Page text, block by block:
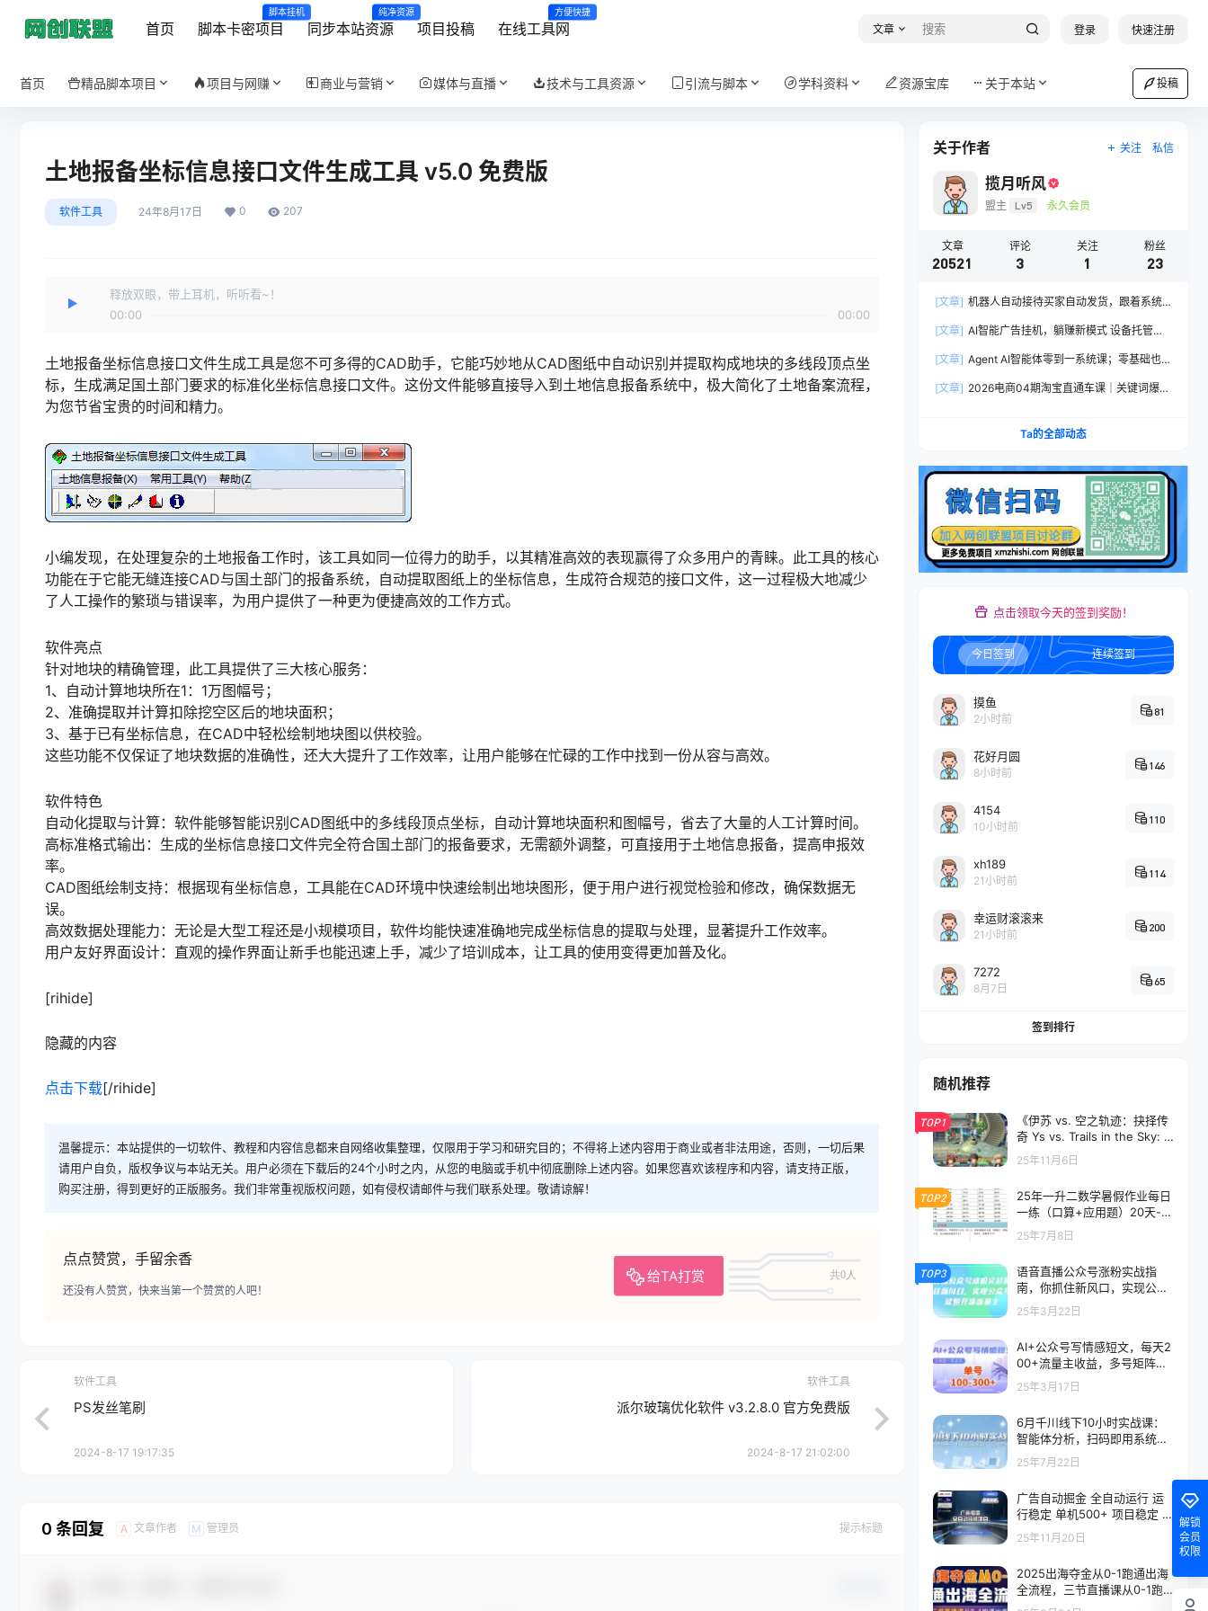
首页 脚本卡密项目
脚本挂机
同步本站资源
纯净资源
项目投稿 在线工具网
方便快捷
文章 登录 快速注册
首页 精品脚本项目 项目与网赚 商业与营销 媒体与直播 技术与工具资源 引流与脚本 学科资料 资源宝库 关于本站 投稿
土地报备坐标信息接口文件生成工具 v5.0 免费版
软件工具 24年8月17日 0 207
释放双眼，带上耳机，听听看~！
00:00
00:00
土地报备坐标信息接口文件生成工具是您不可多得的CAD助手，它能巧妙地从CAD图纸中自动识别并提取构成地块的多线段顶点坐
标，生成满足国土部门要求的标准化坐标信息接口文件。这份文件能够直接导入到土地信息报备系统中，极大简化了土地备案流程，
为您节省宝贵的时间和精力。
小编发现，在处理复杂的土地报备工作时，该工具如同一位得力的助手，以其精准高效的表现赢得了众多用户的青睐。此工具的核心
功能在于它能无缝连接CAD与国土部门的报备系统，自动提取图纸上的坐标信息，生成符合规范的接口文件，这一过程极大地减少
了人工操作的繁琐与错误率，为用户提供了一种更为便捷高效的工作方式。
软件亮点
针对地块的精确管理，此工具提供了三大核心服务：
1、自动计算地块所在1：1万图幅号；
2、准确提取并计算扣除挖空区后的地块面积；
3、基于已有坐标信息，在CAD中轻松绘制地块图以供校验。
这些功能不仅保证了地块数据的准确性，还大大提升了工作效率，让用户能够在忙碌的工作中找到一份从容与高效。
软件特色
自动化提取与计算：软件能够智能识别CAD图纸中的多线段顶点坐标，自动计算地块面积和图幅号，省去了大量的人工计算时间。
高标准格式输出：生成的坐标信息接口文件完全符合国土部门的报备要求，无需额外调整，可直接用于土地信息报备，提高申报效
率。
CAD图纸绘制支持：根据现有坐标信息，工具能在CAD环境中快速绘制出地块图形，便于用户进行视觉检验和修改，确保数据无
误。
高效数据处理能力：无论是大型工程还是小规模项目，软件均能快速准确地完成坐标信息的提取与处理，显著提升工作效率。
用户友好界面设计：直观的操作界面让新手也能迅速上手，减少了培训成本，让工具的使用变得更加普及化。
[rihide]
隐藏的内容
点击下载[/rihide]
温馨提示：本站提供的一切软件、教程和内容信息都来自网络收集整理，仅限用于学习和研究目的；不得将上述内容用于商业或者非法用途，否则，一切后果
请用户自负，版权争议与本站无关。用户必须在下载后的24个小时之内，从您的电脑或手机中彻底删除上述内容。如果您喜欢该程序和内容，请支持正版，
购买注册，得到更好的正版服务。我们非常重视版权问题，如有侵权请邮件与我们联系处理。敬请谅解！
点点赞赏，手留余香
给TA打赏 共0人
还没有人赞赏，快来当第一个赞赏的人吧！
软件工具
PS发丝笔刷
2024-8-17 19:17:35
软件工具
派尔玻璃优化软件 v3.2.8.0 官方免费版
2024-8-17 21:02:00
0 条回复 A 文章作者 M 管理员 提示标题
关于作者 关注 私信
揽月听风
盟主 Lv5 永久会员
文章
20521
评论
3
关注
1
粉丝
23
[文章] 机器人自动接待买家自动发货，跟着系统
[文章] AI智能广告挂机，躺赚新模式 设备托管运
[文章] Agent AI智能体零到一系统课；零基础也能
完整覆盖
[文章] 2026电商04期淘宝直通车课｜关键词爆打
Ta的全部动态
点击领取今天的签到奖励！
今日签到 连续签到
摸鱼
2小时前
81
花好月圆
8小时前
146
4154
10小时前
110
xh189
21小时前
114
幸运财滚滚来
21小时前
200
7272
8月7日
65
签到排行
随机推荐
TOP1
《伊苏 vs. 空之轨迹：抉择传
奇 Ys vs. Trails in the Sky: A
lternative Saga》Switch NS
Z下载 – 含1.0.1补丁
25年11月6日
TOP2
25年一升二数学暑假作业每日
一练（口算+应用题）20天-二
上数学
25年7月8日
TOP3
语音直播公众号涨粉实战指
南，你抓住新风口，实现公众
号快速涨粉开通流量主
25年3月22日
AI+公众号写情感短文，每天2
00+流量主收益，多号矩阵无
脑操作
25年3月17日
6月千川线下10小时实战课：
智能体分析，扫码即用系统，
品牌营销策略
25年7月22日
广告自动掘金 全自动运行 运
行稳定 单机500+ 项目稳定 新
手 小白可做
25年11月20日
2025出海夺金从0-1跑通出海
全流程，三节直播课从0-1跑
通出海，教你用AI跑通全流程
解锁
会员
权限